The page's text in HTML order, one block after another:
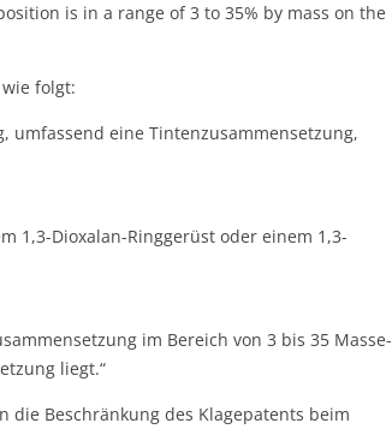
is in a range of 3 to 35% by mass on the
folgt:
umfassend eine Tintenzusammensetzung,
1,3-Dioxalan-Ringgerüst oder einem 1,3-
im Bereich von 3 bis 35 Masse-
liegt.“
die Beschränkung des Klagepatents beim